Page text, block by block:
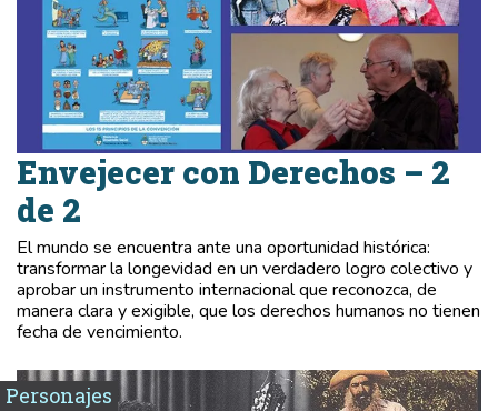
Envejecer con Derechos – 2
de 2
El mundo se encuentra ante una oportunidad histórica:
transformar la longevidad en un verdadero logro colectivo y
aprobar un instrumento internacional que reconozca, de
manera clara y exigible, que los derechos humanos no tienen
fecha de vencimiento.
Personajes